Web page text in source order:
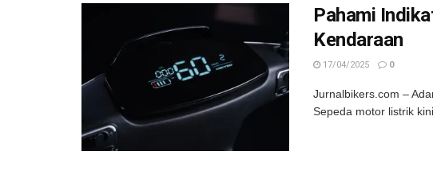
Pahami
Kendaraan
17/04/2025 0
Jurnalbikers.com –
Sepeda motor listrik